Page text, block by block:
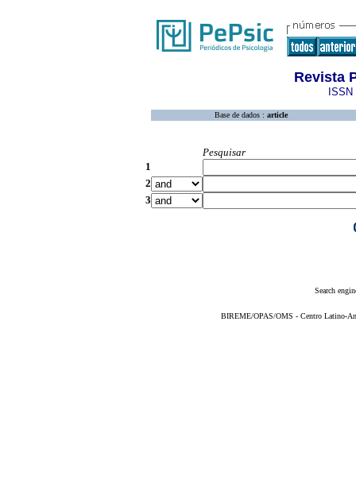
Revista
Base de dados : article
Pesquisar
1
2
3
Search
BIREME/OPAS/OMS - Centro Latino-